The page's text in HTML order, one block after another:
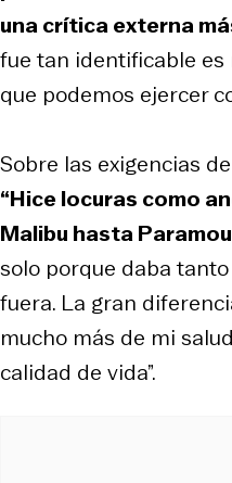
una crítica externa
fue tan identificable
que podemos ejercer
Sobre las exigencias
“Hice locuras como
Malibu hasta
solo porque daba
fuera. La gran
mucho más de mi
calidad de vida”.